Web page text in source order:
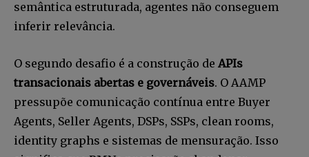
semântica estruturada, agentes não conseguem
inferir relevância.
O segundo desafio é a construção de APIs
transacionais abertas e governáveis. O AAMP
pressupõe comunicação contínua entre Buyer
Agents, Seller Agents, DSPs, SSPs, clean rooms,
identity graphs e sistemas de mensuração. Isso